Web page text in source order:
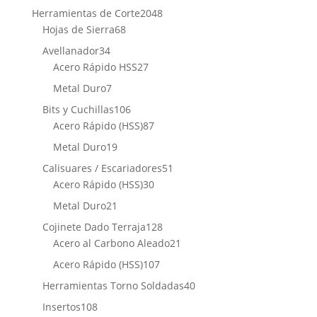
producto
Herramientas de Corte20482048
Hojas de Sierra6868
Avellanador3434
productos
Acero Rápido HSS2727
Metal Duro77
productos
Bits y Cuchillas106106
productos
Acero Rápido (HSS)8787
Metal Duro1919
productos
Calisuares / Escariadores51
Acero Rápido (HSS)3030
Metal Duro21
productos
Cojinete Dado Terraja128128
productos
Acero al Carbono Aleado21
Acero Rápido (HSS)107107
productos
Herramientas Torno Soldadas4040
Insertos108108